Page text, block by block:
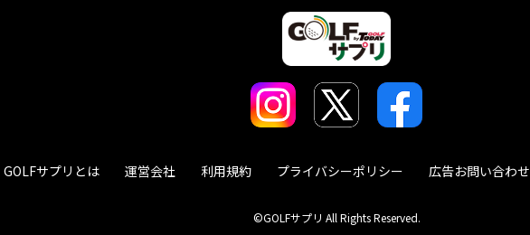
GOLFサプリとは 運営会社 利用規約 プライバシーポリシー 広告お問い合わせ
©GOLFサプリ All Rights Reserved.